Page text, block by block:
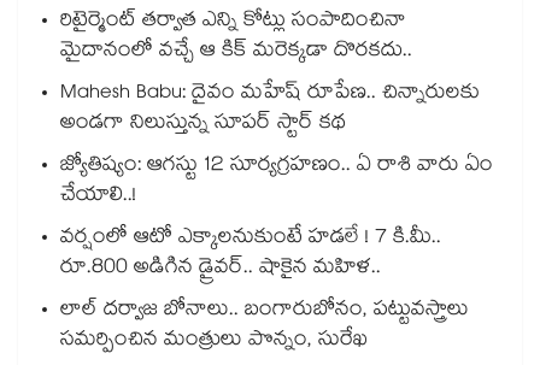
రిటైర్మెంట్ తర్వాత ఎన్ని కోట్లు సంపాదించినా
మైదానంలో వచ్చే ఆ కిక్ మరెక్కడా దొరకదు..
Mahesh Babu: దైవం మహేష్ రూపేణ.. చిన్నారులకు
అండగా నిలుస్తున్న సూపర్ స్టార్ కథ
జ్యోతిష్యం: ఆగస్టు 12 సూర్యగ్రహణం.. ఏ రాశి వారు ఏం
చేయాలి..!
వర్షంలో ఆటో ఎక్కాలనుకుంటే హడలే ! 7 కి.మీ..
రూ.800 అడిగిన డ్రైవర్.. షాకైన మహిళ..
లాల్ దర్వాజ బోనాలు.. బంగారుబోనం, పట్టువస్త్రాలు
సమర్పించిన మంత్రులు పొన్నం, సురేఖ